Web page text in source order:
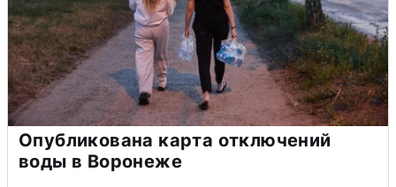
Опубликована карта отключений
воды в Воронеже